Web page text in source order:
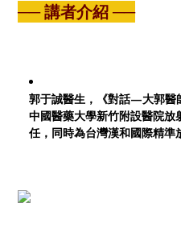
── 講者介紹 ──
郭于誠醫生，
《對話—大郭醫
中國醫藥大學新竹附設醫院
任，同時為台灣漢和國際精準